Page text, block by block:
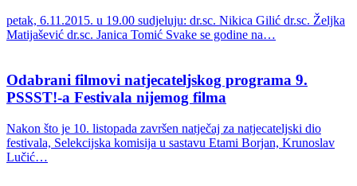
petak, 6.11.2015. u 19.00 sudjeluju: dr.sc. Nikica Gilić dr.sc. Željka
Matijašević dr.sc. Janica Tomić Svake se godine na…
Odabrani filmovi natjecateljskog programa 9.
PSSST!-a Festivala nijemog filma
Nakon što je 10. listopada završen natječaj za natjecateljski dio
festivala, Selekcijska komisija u sastavu Etami Borjan, Krunoslav
Lučić…